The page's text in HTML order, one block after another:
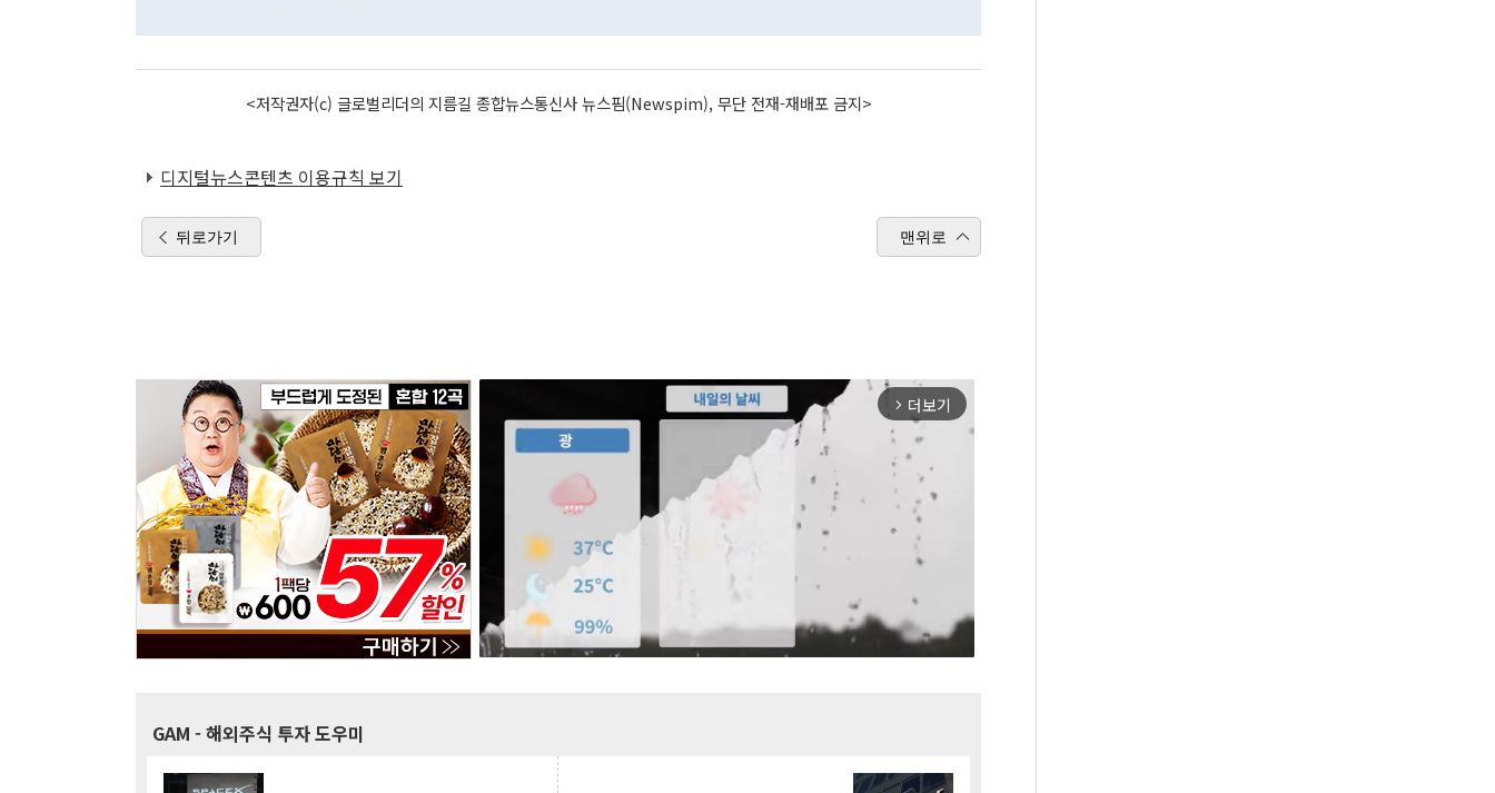
<저작권자(c) 글로벌리더의 지름길 종합뉴스통신사 뉴스핌(Newspim), 무단 전재-재배포 금지>
디지털뉴스콘텐츠 이용규칙 보기
뒤로가기 맨위로
arrow_forward_ios 더보기
GAM - 해외주식 투자 도우미